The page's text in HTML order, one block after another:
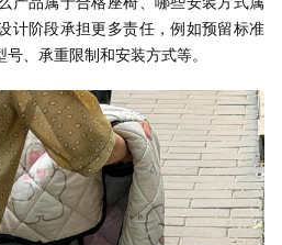
计阶段承担更多责任，例如预留标准
、承重限制和安装方式等。